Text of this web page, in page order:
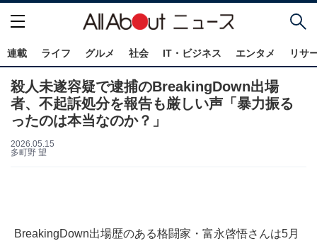
連載 ライフ グルメ 社会 IT・ビジネス エンタメ リサ
殺人未遂容疑で逮捕のBreakingDown出場
者、不起訴処分を報告も厳しい声「暴力振る
ったのは本当なのか？」
2026.05.15
多町野 望
BreakingDown出場歴のある格闘家・富永啓悟さんは5月